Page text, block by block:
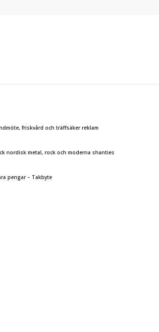
friskvård och träffsäker reklam
nordisk metal, rock och moderna shanties
pengar – Takbyte